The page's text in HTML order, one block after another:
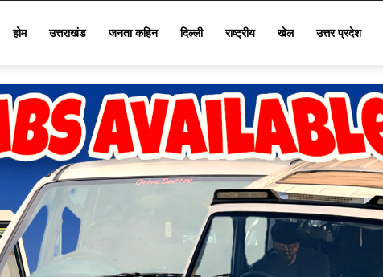
होम उत्तराखंड जनता कहिन दिल्ली राष्ट्रीय खेल उत्तर प्रदेश